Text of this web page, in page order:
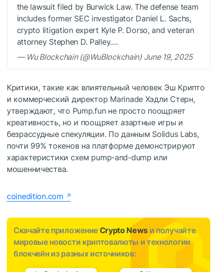
the lawsuit filed by Burwick Law. The defense team
includes former SEC investigator Daniel L. Sachs,
crypto litigation expert Kyle P. Dorso, and veteran
attorney Stephen D. Palley.…
— Wu Blockchain (@WuBlockchain) June 19, 2025
Критики, такие как влиятельный человек Эш Крипто
и коммерческий директор Marinade Хэдли Стерн,
утверждают, что Pump.fun не просто поощряет
креативность, но и поощряет азартные игры и
безрассудные спекуляции. По данным Solidus Labs,
почти 99% токенов на платформе демонстрируют
характеристики схем pump-and-dump или
мошенничества.
coinedition.com
Скачайте приложение Crypto News и получайте
мировые новости криптовалюты и технологии
блокчейн из разных источников: